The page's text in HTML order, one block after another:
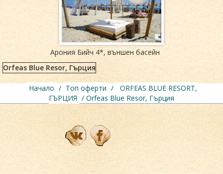
Арония Бийч 4*, външен басейн
Orfeas Blue Resor, Гърция
Начало / Топ оферти /
ORFEAS BLUE RESORT,
ГЪРЦИЯ / Orfeas Blue Resor, Гърция